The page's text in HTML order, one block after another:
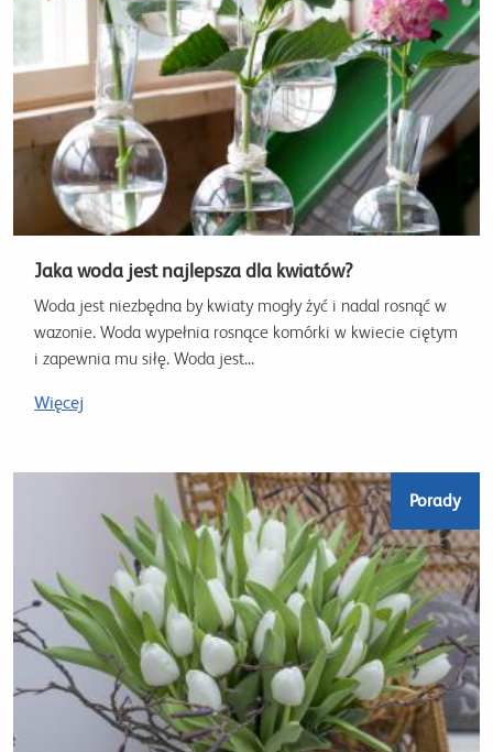
Jaka woda jest najlepsza dla kwiatów?
Woda jest niezbędna by kwiaty mogły żyć i nadal rosnąć w
wazonie. Woda wypełnia rosnące komórki w kwiecie ciętym
i zapewnia mu siłę. Woda jest...
Więcej
Porady